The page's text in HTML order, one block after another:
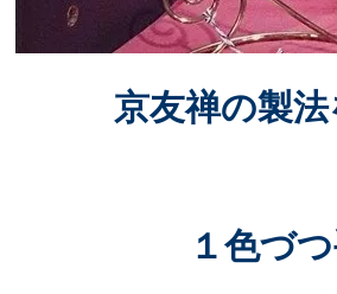
京友禅の製
１色づ